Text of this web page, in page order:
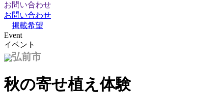
お問い合わせ
お問い合わせ
掲載希望
Event
イベント
弘前市
秋の寄せ植え体験